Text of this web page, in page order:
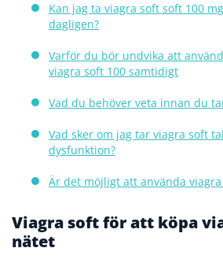
Kan jag ta viagra soft soft 100
dagligen?
Varför du bör undvika att
viagra soft 100 samtidigt
Vad du behöver veta innan du
Vad sker om jag tar viagra soft
dysfunktion?
Är det möjligt att använda
Viagra soft för att köpa
nätet